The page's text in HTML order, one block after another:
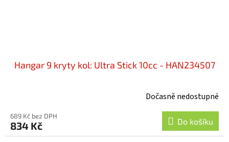
Hangar 9 kryty kol: Ultra Stick 10cc - HAN234507
Dočasně nedostupné
689 Kč bez DPH
834 Kč Do košíku